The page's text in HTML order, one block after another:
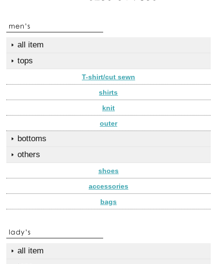
all item
tops
T-shirt/cut sewn
shirts
knit
outer
bottoms
others
shoes
accessories
bags
all item